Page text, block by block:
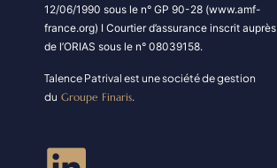
12/06/1990 sous le n° GP 90-28 (www.amf-
france.org) I Courtier d’assurance inscrit auprès
de l’ORIAS sous le n° 08039158.
Talence Patrival est une société de gestion
du Groupe Finaris.